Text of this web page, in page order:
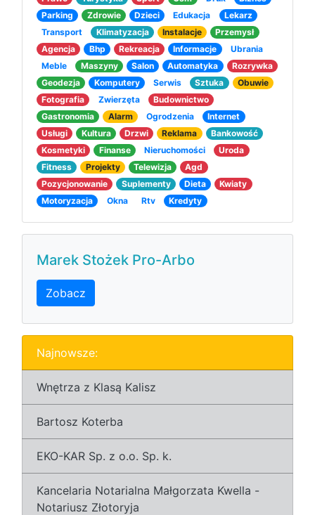
Parking
Zdrowie Dzieci Edukacja
Lekarz
Transport
Klimatyzacja Instalacje
Przemysł
Agencja
Bhp Rekreacja Informacje
Ubrania
Meble
Maszyny Salon Automatyka
Rozrywka
Geodezja
Komputery Serwis Sztuka
Obuwie
Fotografia
Zwierzęta
Budownictwo
Gastronomia
Alarm Ogrodzenia
Internet
Usługi
Kultura Drzwi Reklama
Bankowość
Kosmetyki
Finanse Nieruchomości
Uroda
Fitness
Projekty Telewizja
Agd
Pozycjonowanie
Suplementy Dieta
Kwiaty
Motoryzacja
Okna Rtv Kredyty
Marek Stożek Pro-Arbo
Zobacz
Najnowsze:
Wnętrza z Klasą Kalisz
Bartosz Koterba
EKO-KAR Sp. z o.o. Sp. k.
Kancelaria Notarialna Małgorzata Kwella -
Notariusz Złotoryja